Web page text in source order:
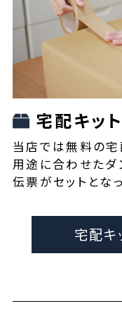
宅配キッ
当店では無料の宅
用途に合わせたダ
伝票がセットとな
宅配キ